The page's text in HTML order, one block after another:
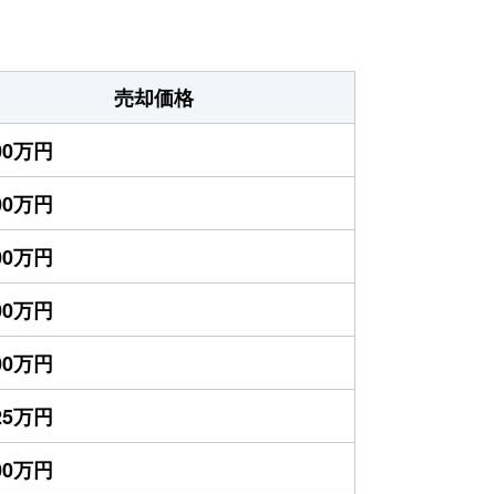
売却価格
万円
万円
万円
万円
万円
万円
万円